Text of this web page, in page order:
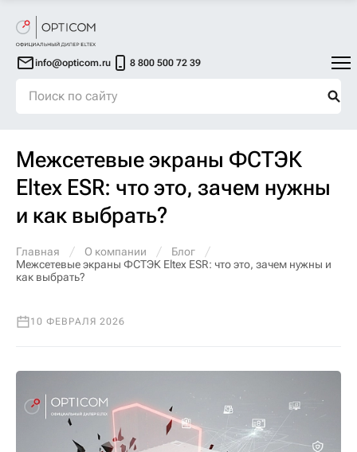
info@opticom.ru 8 800 500 72 39
Межсетевые экраны ФСТЭК
Eltex ESR: что это, зачем нужны
и как выбрать?
Главная О компании
Блог
Межсетевые экраны ФСТЭК Eltex ESR: что это, зачем нужны и
как выбрать?
10 ФЕВРАЛЯ 2026